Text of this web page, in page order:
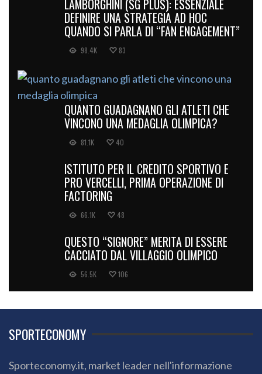
LAMBORGHINI (SG PLUS): ESSENZIALE
DEFINIRE UNA STRATEGIA AD HOC
QUANDO SI PARLA DI “FAN ENGAGEMENT”
98.4K 83
QUANTO GUADAGNANO GLI ATLETI CHE
VINCONO UNA MEDAGLIA OLIMPICA?
81.1K 40
ISTITUTO PER IL CREDITO SPORTIVO E
PRO VERCELLI, PRIMA OPERAZIONE DI
FACTORING
66.1K 48
QUESTO “SIGNORE” MERITA DI ESSERE
CACCIATO DAL VILLAGGIO OLIMPICO
56.5K 106
SPORTECONOMY
Sporteconomy.it, market leader nell'informazione